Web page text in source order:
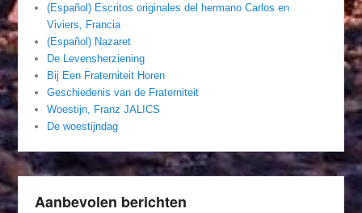
(Español) Escritos originales del hermano Carlos en
Viviers, Francia
(Español) Nazaret
De Levensherziening
Bij Een Fraterniteit Horen
Geschiedenis van de Fraterniteit
Woestijn, Franz JALICS
De woestijndag
Aanbevolen berichten